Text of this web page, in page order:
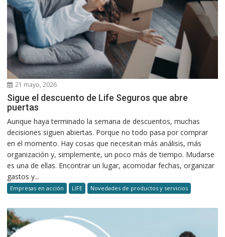
21 mayo, 2026
Sigue el descuento de Life Seguros que abre
puertas
Aunque haya terminado la semana de descuentos, muchas
decisiones siguen abiertas. Porque no todo pasa por comprar
en el momento. Hay cosas que necesitan más análisis, más
organización y, simplemente, un poco más de tiempo. Mudarse
es una de ellas. Encontrar un lugar, acomodar fechas, organizar
gastos y...
Empresas en acción LIFE Novedades de productos y servicios